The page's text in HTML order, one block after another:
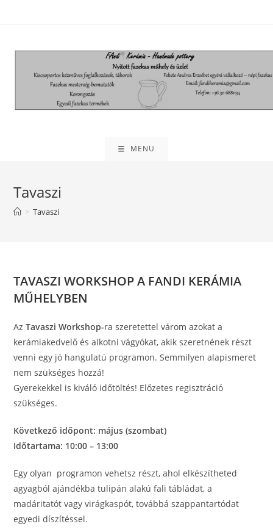
MENU
Tavaszi
> Tavaszi
TAVASZI WORKSHOP A FANDI KERÁMIA
MŰHELYBEN
Az Tavaszi Workshop-ra szeretettel várom azokat a
kerámiakedvelő és alkotni vágyókat, akik szeretnének részt
venni egy jó hangulatú programon. Semmilyen alapismeret
nem szükséges hozzá!
Gyerekekkel is kiváló időtöltés! Előzetes regisztráció
szükséges.
Következő időpont: május (szombat)
Időtartama: 10:00 – 13:00
Egy olyan programon vehetsz részt, ahol elkészítheted
agyagból ajándékba tulipán alakú fali tábládat, a
madáritatót vagy virágkaspót, továbbá szappantartódat
egyedi díszítéssel.